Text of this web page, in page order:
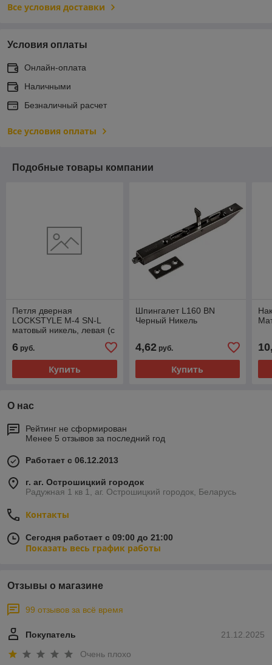
Все условия доставки
Условия оплаты
Онлайн-оплата
Наличными
Безналичный расчет
Все условия оплаты
Подобные товары компании
Петля дверная
LOCKSTYLE M-4 SN-L
матовый никель, левая (с
подшипниками)
6 руб.
Купить
Шпингалет L160 BN
Черный Никель
4,62руб.
Купить
О нас
Рейтинг не сформирован
Менее 5 отзывов за последний год
Работает с 06.12.2013
г. аг. Острошицкий городок
Радужная 1 кв 1, аг. Острошицкий городок, Беларусь
Контакты
Сегодня работает с 09:00 до 21:00
Показать весь график работы
Отзывы о магазине
99 отзывов за всё время
21.12.2025
Покупатель
Очень плохо